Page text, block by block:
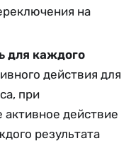
на
для каждого
действия для
при
действие
результата